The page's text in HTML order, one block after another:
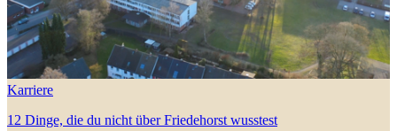
Karriere
12 Dinge, die du nicht über Friedehorst wusstest